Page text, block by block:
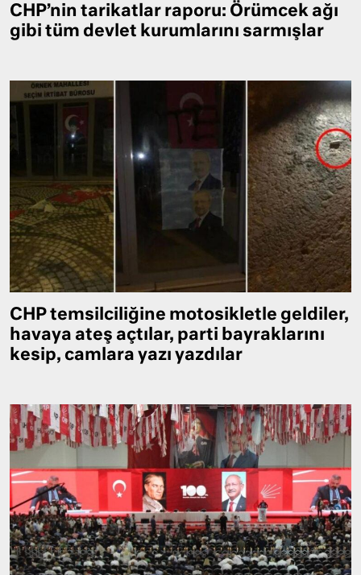
CHP’nin tarikatlar raporu: Örümcek ağı
gibi tüm devlet kurumlarını sarmışlar
CHP temsilciliğine motosikletle geldiler,
havaya ateş açtılar, parti bayraklarını
kesip, camlara yazı yazdılar